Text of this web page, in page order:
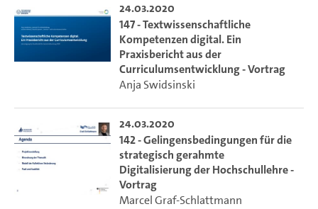
24.03.2020
147 - Textwissenschaftliche
Kompetenzen digital. Ein
Praxisbericht aus der
Curriculumsentwicklung - Vortrag
Anja Swidsinski
24.03.2020
142 - Gelingensbedingungen für die
strategisch gerahmte
Digitalisierung der Hochschullehre -
Vortrag
Marcel Graf-Schlattmann